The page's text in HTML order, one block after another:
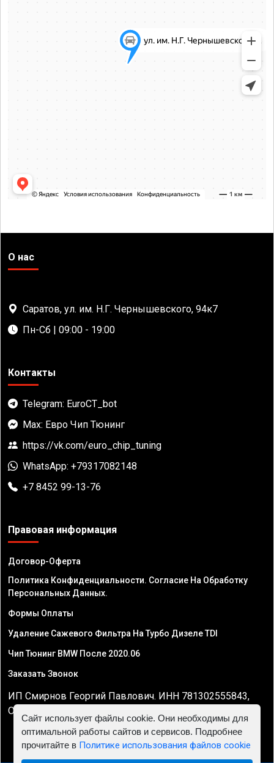
О нас
Саратов, ул. им. Н.Г. Чернышевского, 94к7
Пн-Сб | 09:00 - 19:00
Контакты
Telegram: EuroCT_bot
Max: Евро Чип Тюнинг
https://vk.com/euro_chip_tuning
WhatsApp: +79317082148
+7 8452 99-13-76
Правовая информация
Договор-Оферта
Политика Конфиденциальности. Согласие На Обработку
Персональных Данных.
Формы Оплаты
Удаление Сажевого Фильтра На Турбо Дизеле TDI
Чип Тюнинг BMW После 2020.06
Заказать Звонок
ИП Смирнов Георгий Павлович. ИНН 781302555843,
ОГРНИП 324470400032610
Сайт использует файлы cookie. Они необходимы для
оптимальной работы сайтов и сервисов. Подробнее
прочитайте в Политике использования файлов cookie